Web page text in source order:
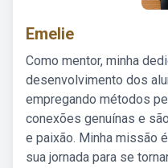
Emelie
Como mentor, minha
desenvolvimento dos
empregando métodos
conexões genuínas e
e paixão. Minha missão
sua jornada para se